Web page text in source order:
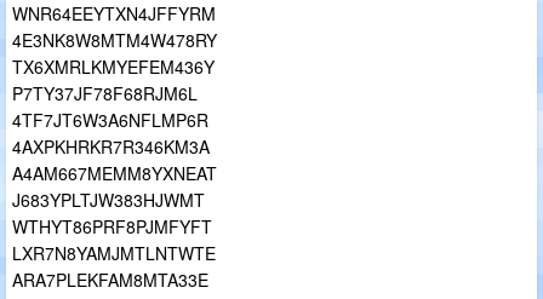
WNR64EEYTXN4JFFYRM
4E3NK8W8MTM4W478RY
TX6XMRLKMYEFEM436Y
P7TY37JF78F68RJM6L
4TF7JT6W3A6NFLMP6R
4AXPKHRKR7R346KM3A
A4AM667MEMM8YXNEAT
J683YPLTJW383HJWMT
WTHYT86PRF8PJMFYFT
LXR7N8YAMJMTLNTWTE
ARA7PLEKFAM8MTA33E